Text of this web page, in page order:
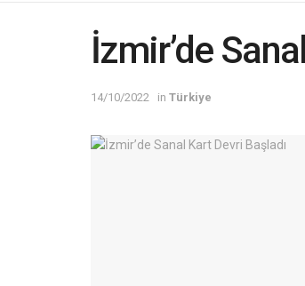
İzmir’de
14/10/2022 in Türkiye